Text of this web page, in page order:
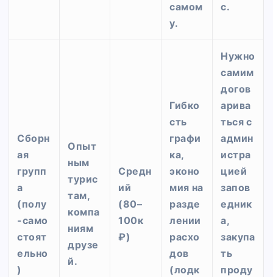
самом
у.
с.
Сборн
ая
групп
а
(полу
-само
стоят
ельно
)
Опыт
ным
турис
там,
компа
ниям
друзе
й.
Средн
ий
(80–
100к
₽)
Гибко
сть
графи
ка,
эконо
мия на
разде
лении
расхо
дов
(лодк
Нужно
самим
догов
арива
ться с
админ
истра
цией
запов
едник
а,
закупа
ть
проду